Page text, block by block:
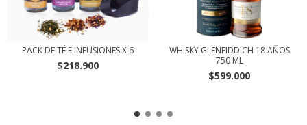
PACK DE TÉ E INFUSIONES X 6
$218.900
WHISKY GLENFIDDICH 18 AÑOS
750 ML
$599.000